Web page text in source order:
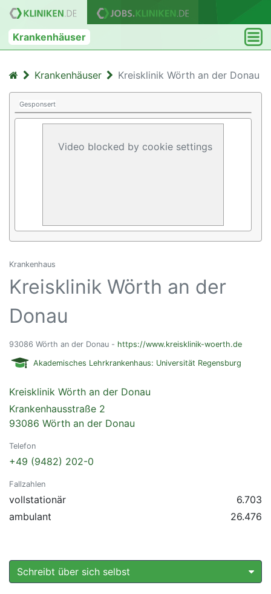
Krankenhäuser
Krankenhäuser Kreisklinik Wörth an der Donau
Gesponsert
Video blocked by cookie settings
Krankenhaus
Kreisklinik Wörth an der
Donau
93086 Wörth an der Donau - https://www.kreisklinik-woerth.de
Akademisches Lehrkrankenhaus: Universität Regensburg
Kreisklinik Wörth an der Donau
Krankenhausstraße 2
93086 Wörth an der Donau
Telefon
+49 (9482) 202-0
Fallzahlen
vollstationär
6.703
ambulant
26.476
Schreibt über sich selbst